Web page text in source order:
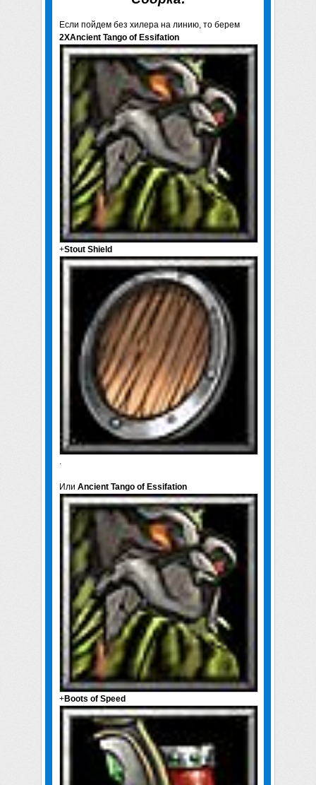
Если пойдем без хилера на линию, то берем
2ХAncient Tango of Essifation
+Stout Shield
.
Или Ancient Tango of Essifation
+Boots of Speed